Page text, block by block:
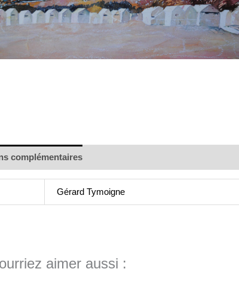
complémentaires
Gérard Tymoigne
aimer aussi :